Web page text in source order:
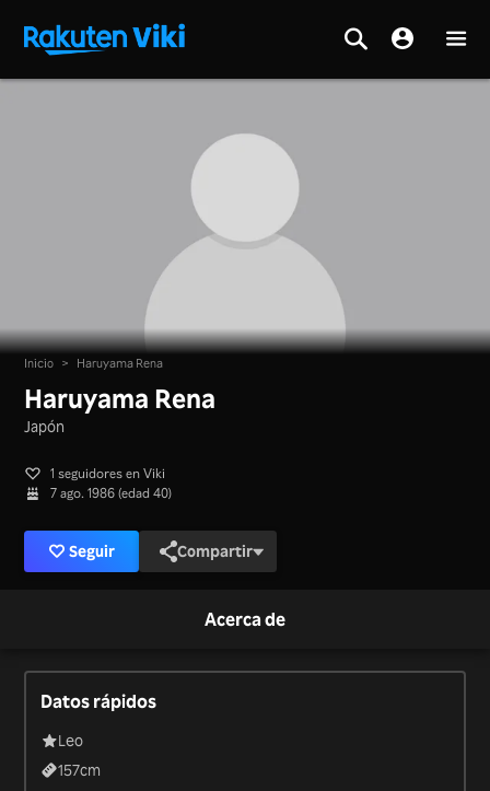
Inicio > Haruyama Rena
Haruyama Rena
Japón
1 seguidores en Viki
7 ago. 1986 (edad 40)
Seguir Compartir
Acerca de
Datos rápidos
Leo
157cm